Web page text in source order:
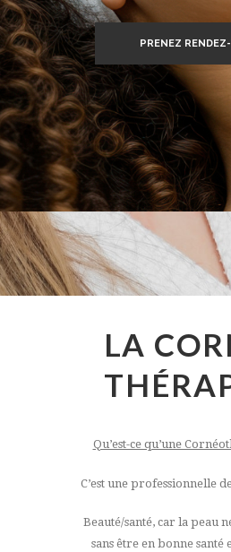
PRENEZ
LA
Qu’est-ce qu’une
C’est une professionnelle
Beauté/santé, car la peau
sans être en bonne santé